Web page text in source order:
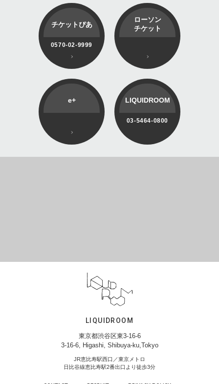
チケットぴあ
0570-02-9999
ローソン
チケット
e+ LIQUIDROOM
03-5464-0800
LIQUIDROOM
東京都渋谷区東3-16-6
3-16-6, Higashi, Shibuya-ku,Tokyo
JR恵比寿駅西口／東京メトロ
日比谷線恵比寿駅2番出口より徒歩3分